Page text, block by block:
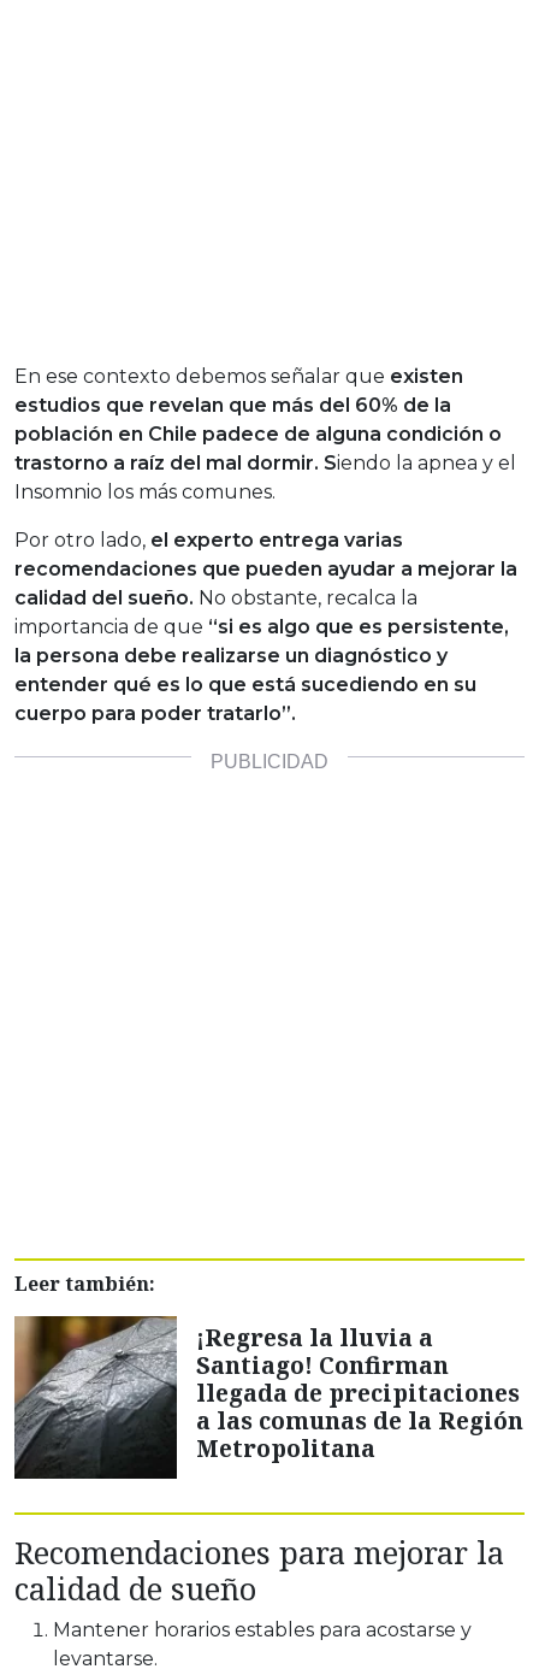
En ese contexto debemos señalar que existen
estudios que revelan que más del 60% de la
población en Chile padece de alguna condición o
trastorno a raíz del mal dormir. Siendo la apnea y el
Insomnio los más comunes.
Por otro lado, el experto entrega varias
recomendaciones que pueden ayudar a mejorar la
calidad del sueño. No obstante, recalca la
importancia de que “si es algo que es persistente,
la persona debe realizarse un diagnóstico y
entender qué es lo que está sucediendo en su
cuerpo para poder tratarlo”.
Leer también:
¡Regresa la lluvia a
Santiago! Confirman
llegada de precipitaciones
a las comunas de la Región
Metropolitana
Recomendaciones para mejorar la
calidad de sueño
Mantener horarios estables para acostarse y
levantarse.